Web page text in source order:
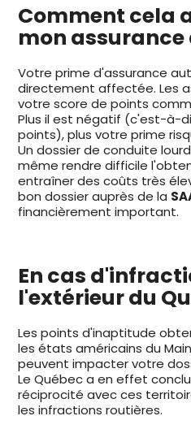
Comment cela
mon
Votre prime d'assurance
directement affectée. Les
votre score de points
Plus il est négatif (c'est-à-
points), plus votre prime
Un dossier de conduite
même rendre difficile
entraîner des coûts très
bon dossier auprès de la
financièrement important.
En cas
l'extérieur du
Les points d'inaptitude
les états américains du
peuvent impacter votre
Le Québec a en effet
réciprocité avec ces
les infractions routières.